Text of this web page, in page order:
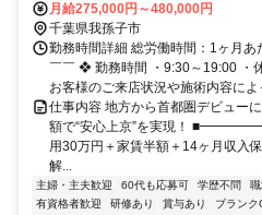
月給275,000円～480,000円
千葉県我孫子市
勤務時間詳細 総労働時間：1ヶ月
￣￣ ❖ 勤務時間 ・9:30～19:00 ・
お客様のご来店状況や施術内容に
仕事内容 地方から首都圏デビュー
額で“安心上京”を実現！
用30万円＋家賃半額＋14ヶ月収入
解...
主婦・主夫歓迎 60代も応募可 学歴不問
有資格者歓迎
研修あり 賞与あり ブランク